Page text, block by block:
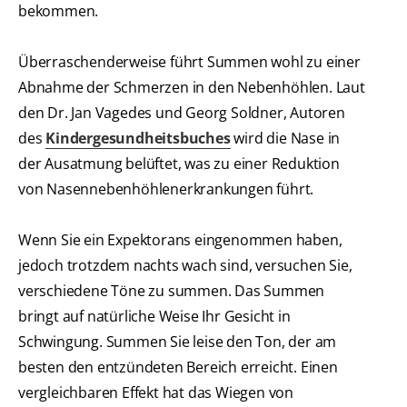
bekommen.
Überraschenderweise führt Summen wohl zu einer
Abnahme der Schmerzen in den Nebenhöhlen. Laut
den Dr. Jan Vagedes und Georg Soldner, Autoren
des Kindergesundheitsbucheswird die Nase in
der Ausatmung belüftet, was zu einer Reduktion
von Nasennebenhöhlenerkrankungen führt.
Wenn Sie ein Expektorans eingenommen haben,
jedoch trotzdem nachts wach sind, versuchen Sie,
verschiedene Töne zu summen. Das Summen
bringt auf natürliche Weise Ihr Gesicht in
Schwingung. Summen Sie leise den Ton, der am
besten den entzündeten Bereich erreicht. Einen
vergleichbaren Effekt hat das Wiegen von